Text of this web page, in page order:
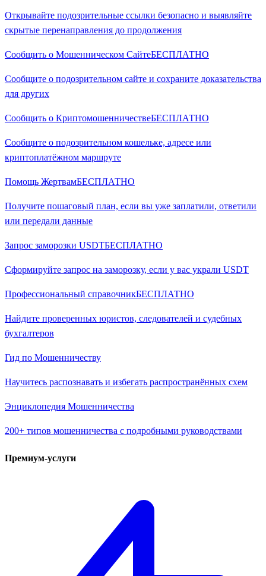
Открывайте подозрительные ссылки безопасно и выявляйте
скрытые перенаправления до продолжения
Сообщить о Мошенническом СайтеБЕСПЛАТНО
Сообщите о подозрительном сайте и сохраните доказательства
для других
Сообщить о КриптомошенничествеБЕСПЛАТНО
Сообщите о подозрительном кошельке, адресе или
криптоплатёжном маршруте
Помощь ЖертвамБЕСПЛАТНО
Получите пошаговый план, если вы уже заплатили, ответили
или передали данные
Запрос заморозки USDTБЕСПЛАТНО
Сформируйте запрос на заморозку, если у вас украли USDT
Профессиональный справочникБЕСПЛАТНО
Найдите проверенных юристов, следователей и судебных
бухгалтеров
Гид по Мошенничеству
Научитесь распознавать и избегать распространённых схем
Энциклопедия Мошенничества
200+ типов мошенничества с подробными руководствами
Премиум-услуги